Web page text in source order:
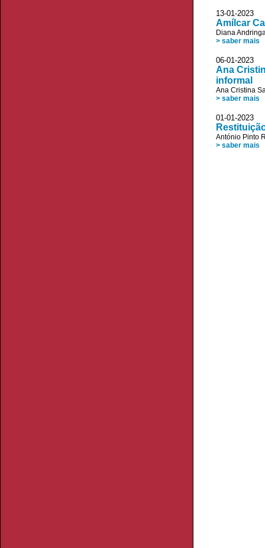
13-01-
Amílcar
Diana
> saber mais
06-01-
Ana
informal
Ana Cristina
> saber mais
01-01-
António Pinto
> saber mais